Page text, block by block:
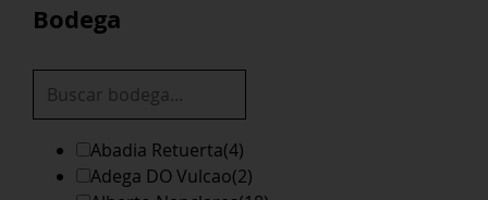
Bodega
Abadia Retuerta(4)
Adega DO Vulcao(2)